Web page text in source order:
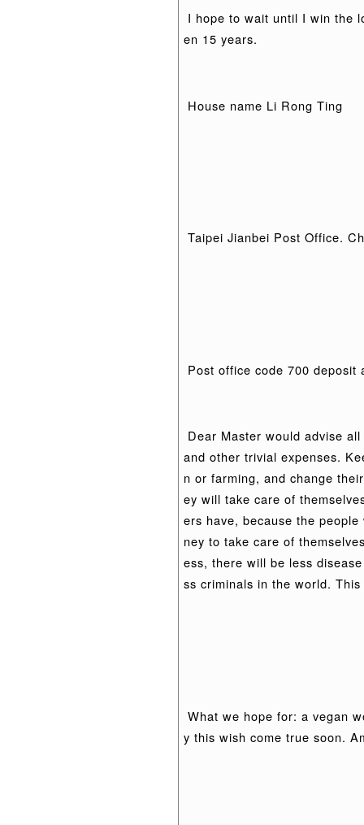
I hope to wait until I win the
en 15 years.
House name Li Rong Ting
Taipei Jianbei Post Office.
Post office code 700 deposit
Dear Master would advise
and other trivial expenses.
n or farming, and change
ey will take care of
ers have, because the
ney to take care of
ess, there will be less
ss criminals in the world.
What we hope for: a vegan
y this wish come true soon.